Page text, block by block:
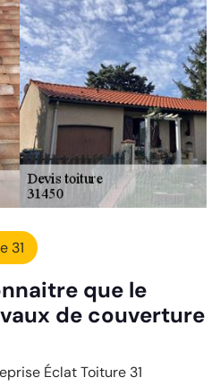
31
que le
de couverture
Éclat Toiture 31